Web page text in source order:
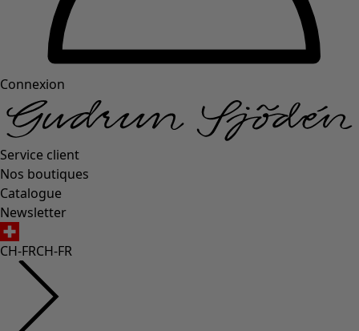
Connexion
Service client
Nos boutiques
Catalogue
Newsletter
CH-FRCH-FR